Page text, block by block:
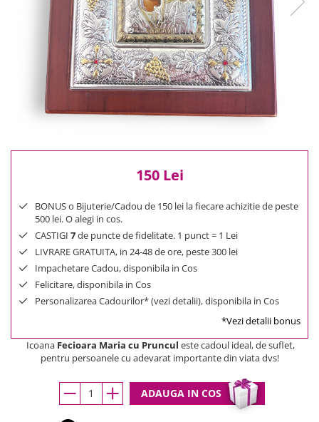
Cele mai votate
Cu video
0 Lei - 100 Lei
100 Lei - 200 Lei
200 Lei - 300 Lei
150 Lei
BONUS o Bijuterie/Cadou de 150 lei la fiecare achizitie de peste
500 lei. O alegi in cos.
CASTIGI 7de puncte de fidelitate. 1 punct = 1 Lei
LIVRARE GRATUITA, in 24-48 de ore, peste 300 lei
Impachetare Cadou, disponibila in Cos
Felicitare, disponibila in Cos
Personalizarea Cadourilor* (vezi detalii), disponibila in Cos
*Vezi detalii bonus
Icoana Fecioara Maria cu Pruncul este cadoul ideal, de suflet,
pentru persoanele cu adevarat importante din viata dvs!
ADAUGA IN COS